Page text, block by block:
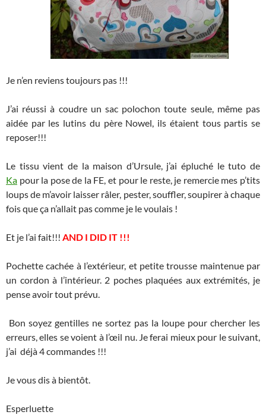
Je n’en reviens toujours pas !!!
J’ai réussi à coudre un sac polochon toute seule, même pas
aidée par les lutins du père Nowel, ils étaient tous partis se
reposer!!!
Le tissu vient de la maison d’Ursule, j’ai épluché le tuto de
Ka pour la pose de la FE, et pour le reste, je remercie mes p’tits
loups de m’avoir laisser râler, pester, souffler, soupirer à chaque
fois que ça n’allait pas comme je le voulais !
Et je l’ai fait!!! AND I DID IT !!!
Pochette cachée à l’extérieur, et petite trousse maintenue par
un cordon à l’intérieur. 2 poches plaquées aux extrémités, je
pense avoir tout prévu.
Bon soyez gentilles ne sortez pas la loupe pour chercher les
erreurs, elles se voient à l’œil nu. Je ferai mieux pour le suivant,
j’ai déjà 4 commandes !!!
Je vous dis à bientôt.
Esperluette